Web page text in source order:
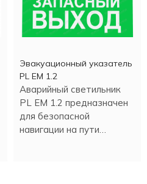
Эвакуационный указатель
PL EM 1.2
Аварийный светильник
PL EM 1.2 предназначен
для безопасной
навигации на пути